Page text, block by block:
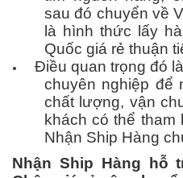
sau đó chuyển về
là hình thức lấy
Quốc giá rẻ thuận
Điều quan trọng đó
chuyên nghiệp để
chất lượng, vận
khách có thể
Nhận Ship Hàng
Nhận Ship Hàng hỗ